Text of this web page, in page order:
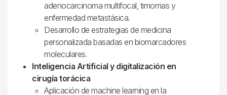
adenocarcinoma multifocal, timomas y
enfermedad metastásica.
Desarrollo de estrategias de medicina
personalizada basadas en biomarcadores
moleculares.
Inteligencia Artificial y digitalización en
cirugía torácica
Aplicación de machine learning en la